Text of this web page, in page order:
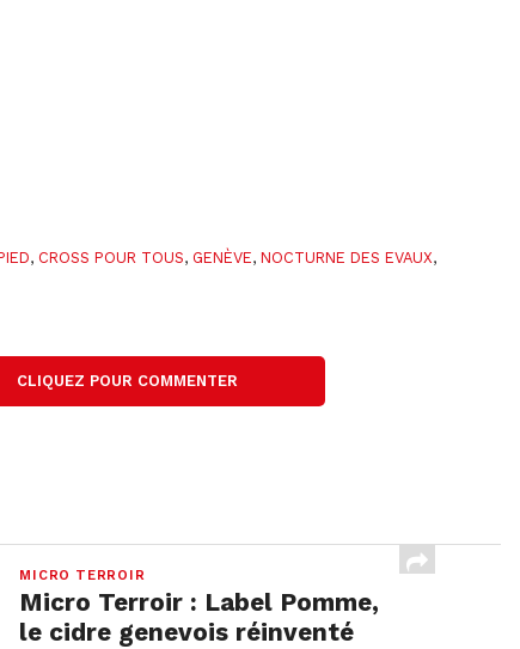
, CROSS POUR TOUS, GENÈVE,NOCTURNE DES EVAUX,
CLIQUEZ POUR COMMENTER
MICRO TERROIR
Micro Terroir : Label Pomme,
le cidre genevois réinventé